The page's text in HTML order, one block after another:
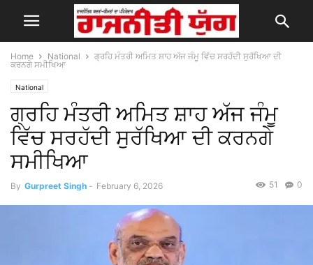
Home National
ਗ੍ਰਹਿ ਮੰਤਰੀ ਅਮਿਤ ਸ਼ਾਹ ਅੱਜ ਜੰਮੂ ਵਿੱਚ ਸਰਹੱਦੀ ਸੁਰੱਖਿਆ ਦੀ
ਕਰਨਗੇ ਸਮੀਖਿਆ
National
ਗ੍ਰਹਿ ਮੰਤਰੀ ਅਮਿਤ ਸ਼ਾਹ ਅੱਜ ਜੰਮੂ
ਵਿੱਚ ਸਰਹੱਦੀ ਸੁਰੱਖਿਆ ਦੀ ਕਰਨਗੇ
ਸਮੀਖਿਆ
By Gurpreet Singh - February 6, 2026 0
51